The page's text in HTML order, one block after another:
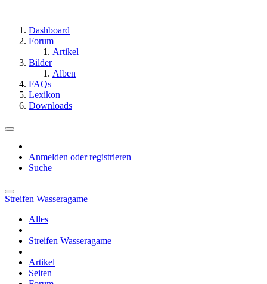
Dashboard
Forum
Artikel
Bilder
Alben
FAQs
Lexikon
Downloads
Anmelden oder registrieren
Suche
Streifen Wasseragame
Alles
Streifen Wasseragame
Artikel
Seiten